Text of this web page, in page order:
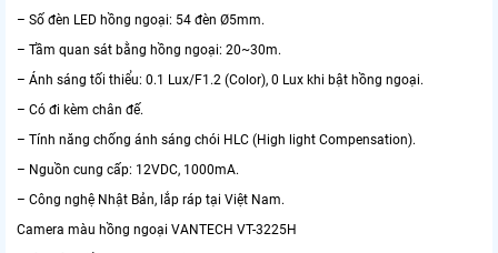
– Số đèn LED hồng ngoại: 54 đèn Ø5mm.
– Tầm quan sát bằng hồng ngoại: 20~30m.
– Ánh sáng tối thiểu: 0.1 Lux/F1.2 (Color), 0 Lux khi bật hồng ngoại.
– Có đi kèm chân đế.
– Tính năng chống ánh sáng chói HLC (High light Compensation).
– Nguồn cung cấp: 12VDC, 1000mA.
– Công nghệ Nhật Bản, lắp ráp tại Việt Nam.
Camera màu hồng ngoại VANTECH VT-3225H